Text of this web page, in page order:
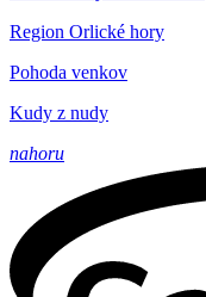
Region Orlické hory
Pohoda venkov
Kudy z nudy
nahoru